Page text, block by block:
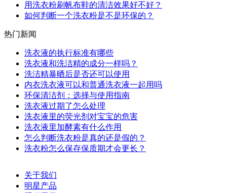
用洗衣粉刷帆布鞋的清洁效果好不好？
如何判断一个洗衣粉是不是环保的？
热门新闻
洗衣液的执行标准有哪些
洗衣液和洗洁精的成分一样吗？
洗洁精暴晒后是否还可以使用
内衣洗衣液可以和普通洗衣液一起用吗
环保清洁剂：选择与使用指南
洗衣液过期了怎么处理
洗衣液里的荧光剂对宝宝的危害
洗衣液里加酵素有什么作用
怎么判断洗衣粉是真的还是假的？
洗衣粉怎么保存保质期才会更长？
关于我们
明星产品